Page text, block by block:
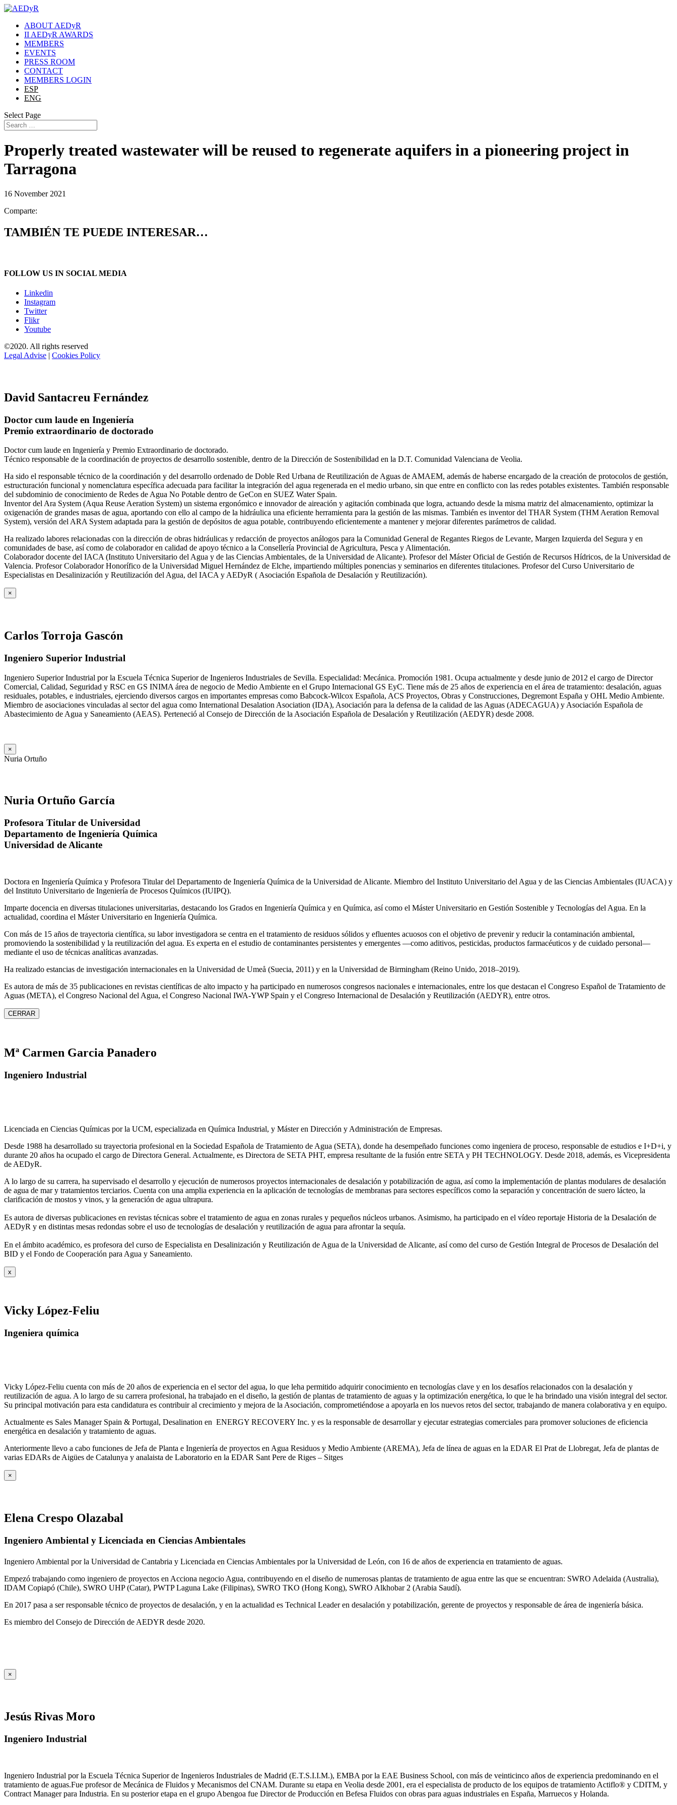
ABOUT AEDyR
II AEDyR AWARDS
MEMBERS
EVENTS
PRESS ROOM
CONTACT
MEMBERS LOGIN
ESP
ENG
Select Page
Properly treated wastewater will be reused to regenerate aquifers in a pioneering project in
Tarragona
16 November 2021
Comparte:
TAMBIÉN TE PUEDE INTERESAR…
FOLLOW US IN SOCIAL MEDIA
Linkedin
Instagram
Twitter
Flikr
Youtube
©2020. All rights reserved
Legal Advise | Cookies Policy
David Santacreu Fernández
Doctor cum laude en Ingeniería
Premio extraordinario de doctorado
Doctor cum laude en Ingeniería y Premio Extraordinario de doctorado.
Técnico responsable de la coordinación de proyectos de desarrollo sostenible, dentro de la Dirección de Sostenibilidad en la D.T. Comunidad Valenciana de Veolia.
Ha sido el responsable técnico de la coordinación y del desarrollo ordenado de Doble Red Urbana de Reutilización de Aguas de AMAEM, además de haberse encargado de la creación de protocolos de gestión,
estructuración funcional y nomenclatura específica adecuada para facilitar la integración del agua regenerada en el medio urbano, sin que entre en conflicto con las redes potables existentes. También responsable
del subdominio de conocimiento de Redes de Agua No Potable dentro de GeCon en SUEZ Water Spain.
Inventor del Ara System (Aqua Reuse Aeration System) un sistema ergonómico e innovador de aireación y agitación combinada que logra, actuando desde la misma matriz del almacenamiento, optimizar la
oxigenación de grandes masas de agua, aportando con ello al campo de la hidráulica una eficiente herramienta para la gestión de las mismas. También es inventor del THAR System (THM Aeration Removal
System), versión del ARA System adaptada para la gestión de depósitos de agua potable, contribuyendo eficientemente a mantener y mejorar diferentes parámetros de calidad.
Ha realizado labores relacionadas con la dirección de obras hidráulicas y redacción de proyectos análogos para la Comunidad General de Regantes Riegos de Levante, Margen Izquierda del Segura y en
comunidades de base, así como de colaborador en calidad de apoyo técnico a la Consellería Provincial de Agricultura, Pesca y Alimentación.
Colaborador docente del IACA (Instituto Universitario del Agua y de las Ciencias Ambientales, de la Universidad de Alicante). Profesor del Máster Oficial de Gestión de Recursos Hídricos, de la Universidad de
Valencia. Profesor Colaborador Honorífico de la Universidad Miguel Hernández de Elche, impartiendo múltiples ponencias y seminarios en diferentes titulaciones. Profesor del Curso Universitario de
Especialistas en Desalinización y Reutilización del Agua, del IACA y AEDyR ( Asociación Española de Desalación y Reutilización).
×
Carlos Torroja Gascón
Ingeniero Superior Industrial
Ingeniero Superior Industrial por la Escuela Técnica Superior de Ingenieros Industriales de Sevilla. Especialidad: Mecánica. Promoción 1981. Ocupa actualmente y desde junio de 2012 el cargo de Director
Comercial, Calidad, Seguridad y RSC en GS INIMA área de negocio de Medio Ambiente en el Grupo Internacional GS EyC. Tiene más de 25 años de experiencia en el área de tratamiento: desalación, aguas
residuales, potables, e industriales, ejerciendo diversos cargos en importantes empresas como Babcock-Wilcox Española, ACS Proyectos, Obras y Construcciones, Degremont España y OHL Medio Ambiente.
Miembro de asociaciones vinculadas al sector del agua como International Desalation Asociation (IDA), Asociación para la defensa de la calidad de las Aguas (ADECAGUA) y Asociación Española de
Abastecimiento de Agua y Saneamiento (AEAS). Perteneció al Consejo de Dirección de la Asociación Española de Desalación y Reutilización (AEDYR) desde 2008.
×
Nuria Ortuño
Nuria Ortuño García
Profesora Titular de Universidad
Departamento de Ingeniería Química
Universidad de Alicante
Doctora en Ingeniería Química y Profesora Titular del Departamento de Ingeniería Química de la Universidad de Alicante. Miembro del Instituto Universitario del Agua y de las Ciencias Ambientales (IUACA) y
del Instituto Universitario de Ingeniería de Procesos Químicos (IUIPQ).
Imparte docencia en diversas titulaciones universitarias, destacando los Grados en Ingeniería Química y en Química, así como el Máster Universitario en Gestión Sostenible y Tecnologías del Agua. En la
actualidad, coordina el Máster Universitario en Ingeniería Química.
Con más de 15 años de trayectoria científica, su labor investigadora se centra en el tratamiento de residuos sólidos y efluentes acuosos con el objetivo de prevenir y reducir la contaminación ambiental,
promoviendo la sostenibilidad y la reutilización del agua. Es experta en el estudio de contaminantes persistentes y emergentes —como aditivos, pesticidas, productos farmacéuticos y de cuidado personal—
mediante el uso de técnicas analíticas avanzadas.
Ha realizado estancias de investigación internacionales en la Universidad de Umeå (Suecia, 2011) y en la Universidad de Birmingham (Reino Unido, 2018–2019).
Es autora de más de 35 publicaciones en revistas científicas de alto impacto y ha participado en numerosos congresos nacionales e internacionales, entre los que destacan el Congreso Español de Tratamiento de
Aguas (META), el Congreso Nacional del Agua, el Congreso Nacional IWA‑YWP Spain y el Congreso Internacional de Desalación y Reutilización (AEDYR), entre otros.
CERRAR
Mª Carmen Garcia Panadero
Ingeniero Industrial
Licenciada en Ciencias Químicas por la UCM, especializada en Química Industrial, y Máster en Dirección y Administración de Empresas.
Desde 1988 ha desarrollado su trayectoria profesional en la Sociedad Española de Tratamiento de Agua (SETA), donde ha desempeñado funciones como ingeniera de proceso, responsable de estudios e I+D+i, y
durante 20 años ha ocupado el cargo de Directora General. Actualmente, es Directora de SETA PHT, empresa resultante de la fusión entre SETA y PH TECHNOLOGY. Desde 2018, además, es Vicepresidenta
de AEDyR.
A lo largo de su carrera, ha supervisado el desarrollo y ejecución de numerosos proyectos internacionales de desalación y potabilización de agua, así como la implementación de plantas modulares de desalación
de agua de mar y tratamientos terciarios. Cuenta con una amplia experiencia en la aplicación de tecnologías de membranas para sectores específicos como la separación y concentración de suero lácteo, la
clarificación de mostos y vinos, y la generación de agua ultrapura.
Es autora de diversas publicaciones en revistas técnicas sobre el tratamiento de agua en zonas rurales y pequeños núcleos urbanos. Asimismo, ha participado en el vídeo reportaje Historia de la Desalación de
AEDyR y en distintas mesas redondas sobre el uso de tecnologías de desalación y reutilización de agua para afrontar la sequía.
En el ámbito académico, es profesora del curso de Especialista en Desalinización y Reutilización de Agua de la Universidad de Alicante, así como del curso de Gestión Integral de Procesos de Desalación del
BID y el Fondo de Cooperación para Agua y Saneamiento.
x
Vicky López-Feliu
Ingeniera química
Vicky López-Feliu cuenta con más de 20 años de experiencia en el sector del agua, lo que leha permitido adquirir conocimiento en tecnologías clave y en los desafíos relacionados con la desalación y
reutilización de agua. A lo largo de su carrera profesional, ha trabajado en el diseño, la gestión de plantas de tratamiento de aguas y la optimización energética, lo que le ha brindado una visión integral del sector.
Su principal motivación para esta candidatura es contribuir al crecimiento y mejora de la Asociación, comprometiéndose a apoyarla en los nuevos retos del sector, trabajando de manera colaborativa y en equipo.
Actualmente es Sales Manager Spain & Portugal, Desalination en ENERGY RECOVERY Inc. y es la responsable de desarrollar y ejecutar estrategias comerciales para promover soluciones de eficiencia
energética en desalación y tratamiento de aguas.
Anteriormente llevo a cabo funciones de Jefa de Planta e Ingeniería de proyectos en Agua Residuos y Medio Ambiente (AREMA), Jefa de línea de aguas en la EDAR El Prat de Llobregat, Jefa de plantas de
varias EDARs de Aigües de Catalunya y analaista de Laboratorio en la EDAR Sant Pere de Riges – Sitges
×
Elena Crespo Olazabal
Ingeniero Ambiental y Licenciada en Ciencias Ambientales
Ingeniero Ambiental por la Universidad de Cantabria y Licenciada en Ciencias Ambientales por la Universidad de León, con 16 de años de experiencia en tratamiento de aguas.
Empezó trabajando como ingeniero de proyectos en Acciona negocio Agua, contribuyendo en el diseño de numerosas plantas de tratamiento de agua entre las que se encuentran: SWRO Adelaida (Australia),
IDAM Copiapó (Chile), SWRO UHP (Catar), PWTP Laguna Lake (Filipinas), SWRO TKO (Hong Kong), SWRO Alkhobar 2 (Arabia Saudí).
En 2017 pasa a ser responsable técnico de proyectos de desalación, y en la actualidad es Technical Leader en desalación y potabilización, gerente de proyectos y responsable de área de ingeniería básica.
Es miembro del Consejo de Dirección de AEDYR desde 2020.
×
Jesús Rivas Moro
Ingeniero Industrial
Ingeniero Industrial por la Escuela Técnica Superior de Ingenieros Industriales de Madrid (E.T.S.I.I.M.), EMBA por la EAE Business School, con más de veinticinco años de experiencia predominando en el
tratamiento de aguas.Fue profesor de Mecánica de Fluidos y Mecanismos del CNAM. Durante su etapa en Veolia desde 2001, era el especialista de producto de los equipos de tratamiento Actiflo® y CDITM, y
Contract Manager para Industria. En su posterior etapa en el grupo Abengoa fue Director de Producción en Befesa Fluidos con obras para aguas industriales en España, Marruecos y Holanda.